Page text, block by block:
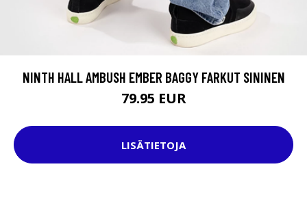
NINTH HALL AMBUSH EMBER BAGGY FARKUT SININEN
79.95 EUR
LISÄTIETOJA